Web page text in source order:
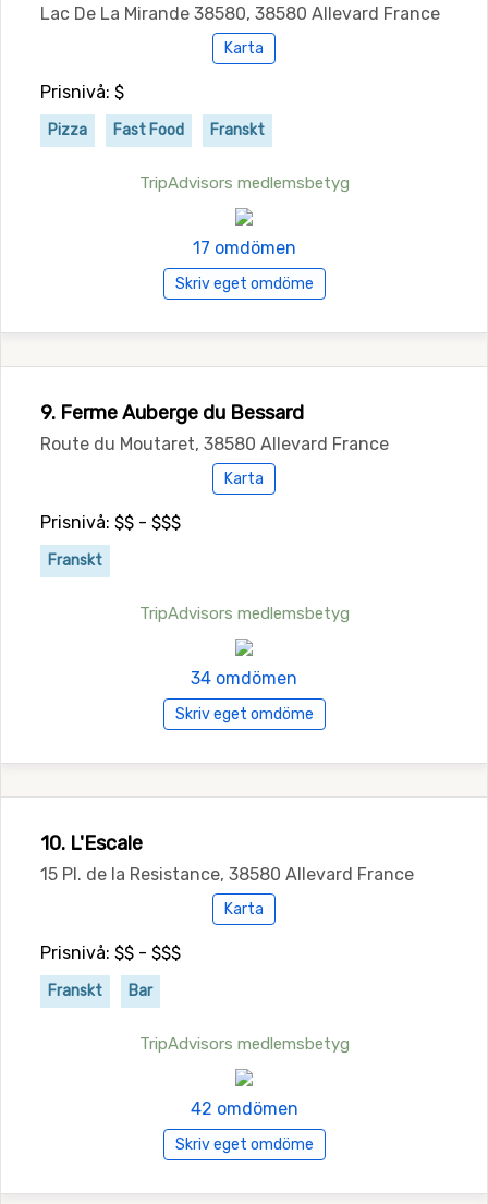
Lac De La Mirande 38580, 38580 Allevard France
Karta
Prisnivå: $
Pizza Fast Food Franskt
TripAdvisors medlemsbetyg
17 omdömen
Skriv eget omdöme
9. Ferme Auberge du Bessard
Route du Moutaret, 38580 Allevard France
Karta
Prisnivå: $$ - $$$
Franskt
TripAdvisors medlemsbetyg
34 omdömen
Skriv eget omdöme
10. L'Escale
15 Pl. de la Resistance, 38580 Allevard France
Karta
Prisnivå: $$ - $$$
Franskt Bar
TripAdvisors medlemsbetyg
42 omdömen
Skriv eget omdöme